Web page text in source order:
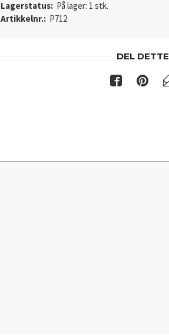
Lagerstatus: På lager: 1 stk.
Artikkelnr.: P712
DEL DETTE